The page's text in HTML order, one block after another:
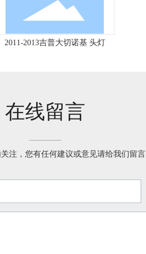
2011-2013吉普大切诺基 头灯
在线留言
注，您有任何建议或意见请给我们留言